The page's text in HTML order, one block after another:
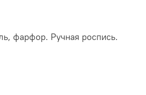
фарфор. Ручная роспись.